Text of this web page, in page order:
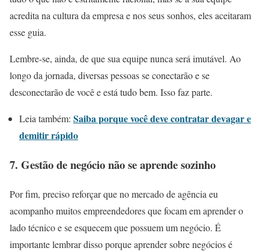
acredita na cultura da empresa e nos seus sonhos, eles aceitaram
esse guia.
Lembre-se, ainda, de que sua equipe nunca será imutável. Ao
longo da jornada, diversas pessoas se conectarão e se
desconectarão de você e está tudo bem. Isso faz parte.
Leia também: Saiba porque você deve contratar devagar e
demitir rápido
7. Gestão de negócio não se aprende sozinho
Por fim, preciso reforçar que no mercado de agência eu
acompanho muitos empreendedores que focam em aprender o
lado técnico e se esquecem que possuem um negócio. É
importante lembrar disso porque aprender sobre negócios é